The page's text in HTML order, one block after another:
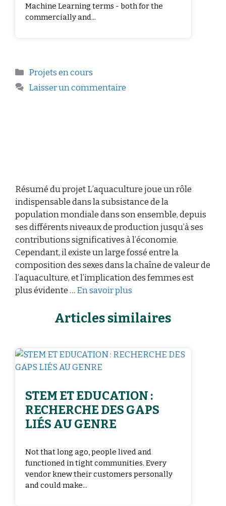
Machine Learning terms - both for the
commercially and...
Projets en cours
Laisser un commentaire
Résumé du projet L’aquaculture joue un rôle
indispensable dans la subsistance de la
population mondiale dans son ensemble, depuis
ses différents niveaux de production jusqu’à ses
contributions significatives à l’économie.
Cependant, il existe un large fossé entre la
composition des sexes dans la chaîne de valeur de
l’aquaculture, et l’implication des femmes est
plus évidente … En savoir plus
Articles similaires
STEM ET EDUCATION :
RECHERCHE DES GAPS
LIÉS AU GENRE
Not that long ago, people lived and
functioned in tight communities. Every
vendor knew their customers personally
and could make...